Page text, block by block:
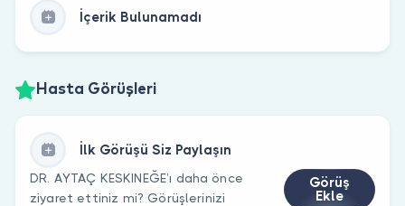
İçerik Bulunamadı
Hasta Görüşleri
İlk Görüşü Siz Paylaşın
DR. AYTAÇ KESKINEĞE’ı daha önce
ziyaret ettiniz mi? Görüşlerinizi
Görüş
Ekle